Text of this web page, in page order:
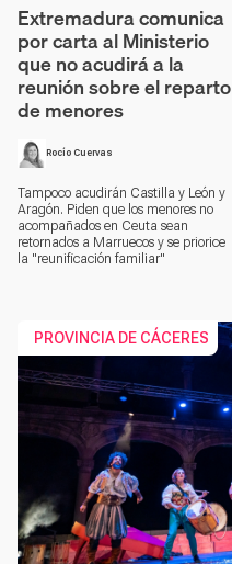
Extremadura comunica
por carta al Ministerio
que no acudirá a la
reunión sobre el reparto
de menores
Rocío Cuervas
Tampoco acudirán Castilla y León y
Aragón. Piden que los menores no
acompañados en Ceuta sean
retornados a Marruecos y se priorice
la "reunificación familiar"
PROVINCIA DE CÁCERES